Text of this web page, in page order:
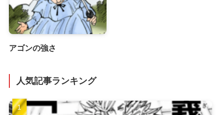
アゴンの強さ
人気記事ランキング